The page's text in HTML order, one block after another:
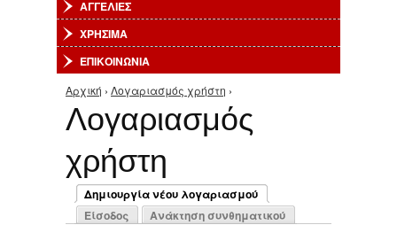
ΑΓΓΕΛΙΕΣ
ΧΡΗΣΙΜΑ
ΕΠΙΚΟΙΝΩΝΙΑ
Είστε εδώ
Αρχική › Λογαριασμός χρήστη ›
Λογαριασμός
χρήστη
Πρωτεύουσες καρτέλες
Δημιουργία νέου λογαριασμού
(ενεργή καρτέλα)
Είσοδος Ανάκτηση συνθηματικού